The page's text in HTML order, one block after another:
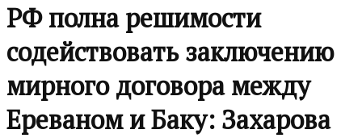
РФ полна решимости
содействовать заключению
мирного договора между
Ереваном и Баку: Захарова